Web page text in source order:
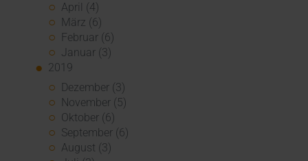
April (4)
März (6)
Februar (6)
Januar (3)
2019
Dezember (3)
November (5)
Oktober (6)
September (6)
August (3)